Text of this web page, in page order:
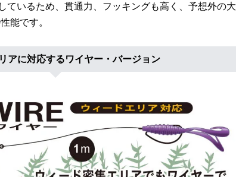
ているため、貫通力、フッキングも高く、予想外の大
能です。
アに対応するワイヤー・バージョン